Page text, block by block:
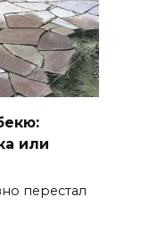
или
перестал